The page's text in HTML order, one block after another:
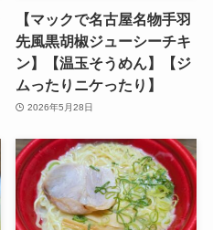
【マックで名古屋名物手羽
先風黒胡椒ジューシーチキ
ン】【温玉そうめん】【ジ
ムったりニケったり】
2026年5月28日